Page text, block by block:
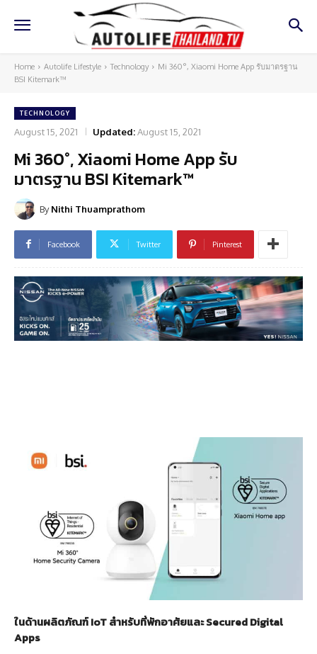
Home Autolife Lifestyle Technology
Mi 360°, Xiaomi Home App รับมาตรฐาน
BSI Kitemark™
TECHNOLOGY
August 15, 2021 Updated:August 15, 2021
Mi 360°, Xiaomi Home App รับ
มาตรฐาน BSI Kitemark™
By Nithi Thuamprathom
Facebook Twitter Pinterest
ในด้านผลิตภัณฑ์ IoT สำหรับที่พักอาศัยและSecured Digital
Apps